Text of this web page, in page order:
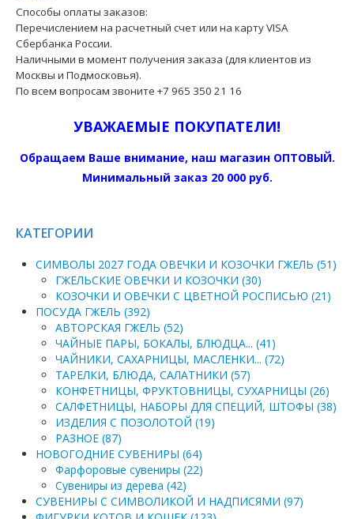
Способы оплаты заказов:
Перечислением на расчетный счет или на карту VISA
Сбербанка России.
Наличными в момент получения заказа (для клиентов из
Москвы и Подмосковья).
По всем вопросам звоните +7 965 350 21 16
УВАЖАЕМЫЕ ПОКУПАТЕЛИ!
Обращаем Ваше внимание, наш магазин ОПТОВЫЙ.
Минимальный заказ 20 000 руб.
КАТЕГОРИИ
СИМВОЛЫ 2027 ГОДА ОВЕЧКИ И КОЗОЧКИ ГЖЕЛЬ (51)
ГЖЕЛЬСКИЕ ОВЕЧКИ И КОЗОЧКИ (30)
КОЗОЧКИ И ОВЕЧКИ С ЦВЕТНОЙ РОСПИСЬЮ (21)
ПОСУДА ГЖЕЛЬ (392)
АВТОРСКАЯ ГЖЕЛЬ (52)
ЧАЙНЫЕ ПАРЫ, БОКАЛЫ, БЛЮДЦА... (41)
ЧАЙНИКИ, САХАРНИЦЫ, МАСЛЕНКИ... (72)
ТАРЕЛКИ, БЛЮДА, САЛАТНИКИ (57)
КОНФЕТНИЦЫ, ФРУКТОВНИЦЫ, СУХАРНИЦЫ (26)
САЛФЕТНИЦЫ, НАБОРЫ ДЛЯ СПЕЦИЙ, ШТОФЫ (38)
ИЗДЕЛИЯ С ПОЗОЛОТОЙ (19)
РАЗНОЕ (87)
НОВОГОДНИЕ СУВЕНИРЫ (64)
Фарфоровые сувениры (22)
Сувениры из дерева (42)
СУВЕНИРЫ С СИМВОЛИКОЙ И НАДПИСЯМИ (97)